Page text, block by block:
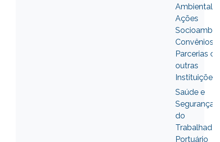
Ambiental,
Ações
Convênios e
Parcerias
outras
Instituições
Saúde e
Segurança
do
Trabalhador
Portuário